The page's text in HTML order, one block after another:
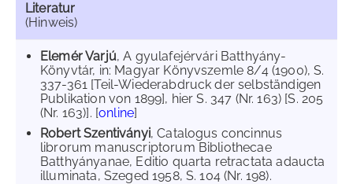
Literatur
(Hinweis)
Elemér Varjú, A gyulafejérvári Batthyány-
Könyvtár, in: Magyar Könyvszemle 8/4 (1900), S.
337-361 [Teil-Wiederabdruck der selbständigen
Publikation von 1899], hier S. 347 (Nr. 163) [S. 205
(Nr. 163)]. [online]
Robert Szentiványi, Catalogus concinnus
librorum manuscriptorum Bibliothecae
Batthyányanae, Editio quarta retractata adaucta
illuminata, Szeged 1958, S. 104 (Nr. 198).